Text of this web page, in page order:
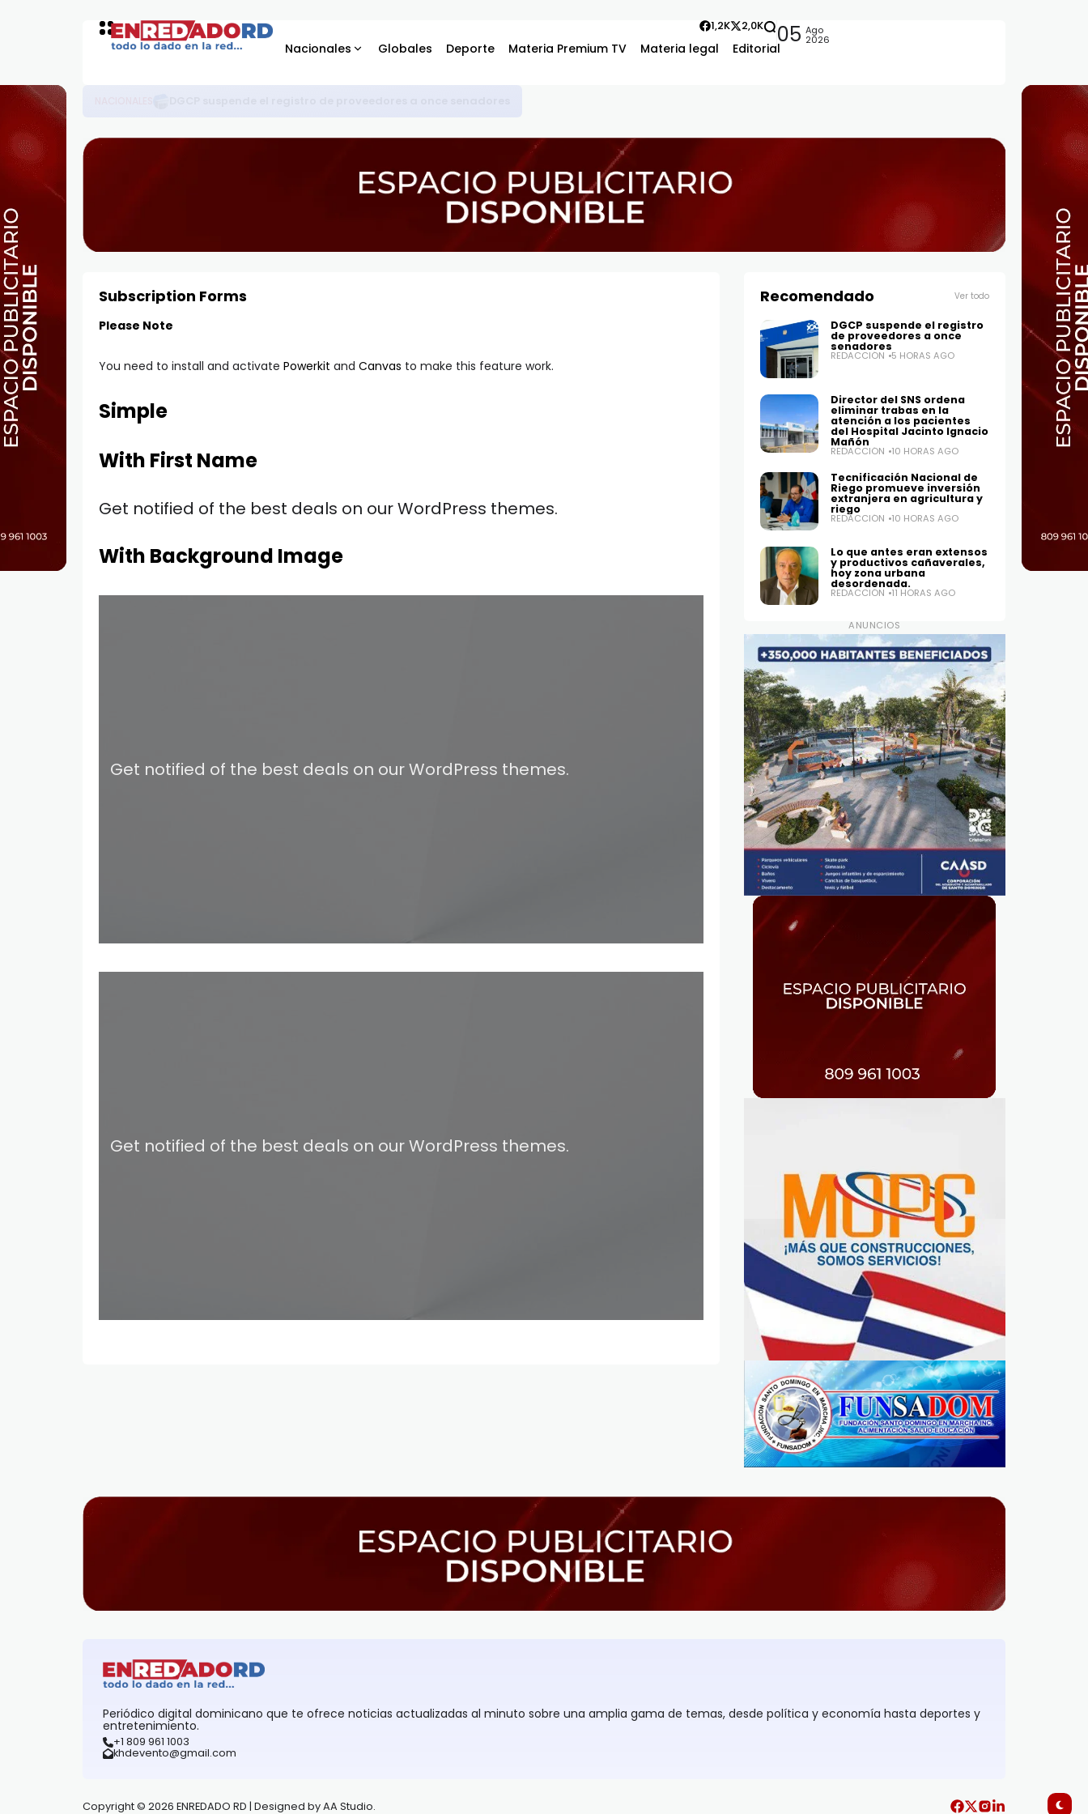
Nacionales Globales Deporte Materia Premium TV Materia legal Editorial
1,2K 2,0K 05 Ago
2026
Subscription Forms
Please Note
You need to install and activate Powerkit and Canvas to make this feature work.
Simple
With First Name
Get notified of the best deals on our WordPress themes.
With Background Image
Get notified of the best deals on our WordPress themes.
Get notified of the best deals on our WordPress themes.
Recomendado Ver todo
DGCP suspende el registro
de proveedores a once
senadores
REDACCIÓN 5 HORAS AGO
Director del SNS ordena
eliminar trabas en la
atención a los pacientes
del Hospital Jacinto Ignacio
Mañón
REDACCIÓN 10 HORAS AGO
Tecnificación Nacional de
Riego promueve inversión
extranjera en agricultura y
riego
REDACCIÓN 10 HORAS AGO
Lo que antes eran extensos
y productivos cañaverales,
hoy zona urbana
desordenada.
REDACCIÓN 11 HORAS AGO
ANUNCIOS
Periódico digital dominicano que te ofrece noticias actualizadas al minuto sobre una amplia gama de temas, desde política y economía hasta deportes y
entretenimiento.
+1 809 961 1003
khdevento@gmail.com
Copyright © 2026 ENREDADO RD | Designed by AA Studio.